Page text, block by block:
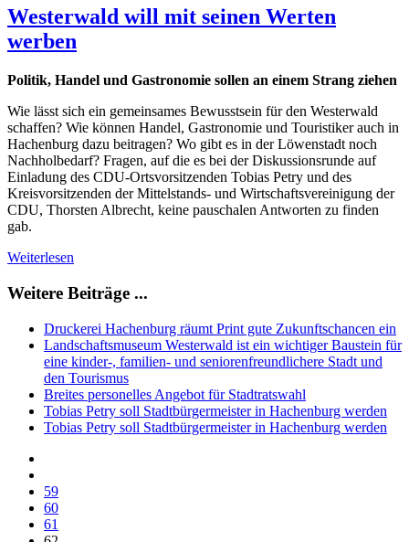
Westerwald will mit seinen Werten
werben
Politik, Handel und Gastronomie sollen an einem Strang ziehen
Wie lässt sich ein gemeinsames Bewusstsein für den Westerwald
schaffen? Wie können Handel, Gastronomie und Touristiker auch in
Hachenburg dazu beitragen? Wo gibt es in der Löwenstadt noch
Nachholbedarf? Fragen, auf die es bei der Diskussionsrunde auf
Einladung des CDU-Ortsvorsitzenden Tobias Petry und des
Kreisvorsitzenden der Mittelstands- und Wirtschaftsvereinigung der
CDU, Thorsten Albrecht, keine pauschalen Antworten zu finden
gab.
Weiterlesen
Weitere Beiträge ...
Druckerei Hachenburg räumt Print gute Zukunftschancen ein
Landschaftsmuseum Westerwald ist ein wichtiger Baustein für
eine kinder-, familien- und seniorenfreundlichere Stadt und
den Tourismus
Breites personelles Angebot für Stadtratswahl
Tobias Petry soll Stadtbürgermeister in Hachenburg werden
Tobias Petry soll Stadtbürgermeister in Hachenburg werden
59
60
61